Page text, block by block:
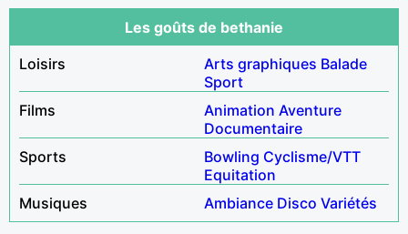
Les goûts de bethanie
Loisirs
Arts graphiques Balade
Sport
Films
Animation Aventure
Documentaire
Sports
Bowling Cyclisme/VTT
Equitation
Musiques
Ambiance Disco Variétés